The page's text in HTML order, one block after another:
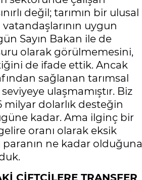
değil; tarımın bir ulusal
uygun
Sayın Bakan ile de
olarak görülmemesini,
de ifade ettik. Ancak
sağlanan tarımsal
ulaşmamıştır. Biz
milyar dolarlık desteğin
kadar. Ama ilginç bir
oranı olarak eksik
ne kadar olduğuna